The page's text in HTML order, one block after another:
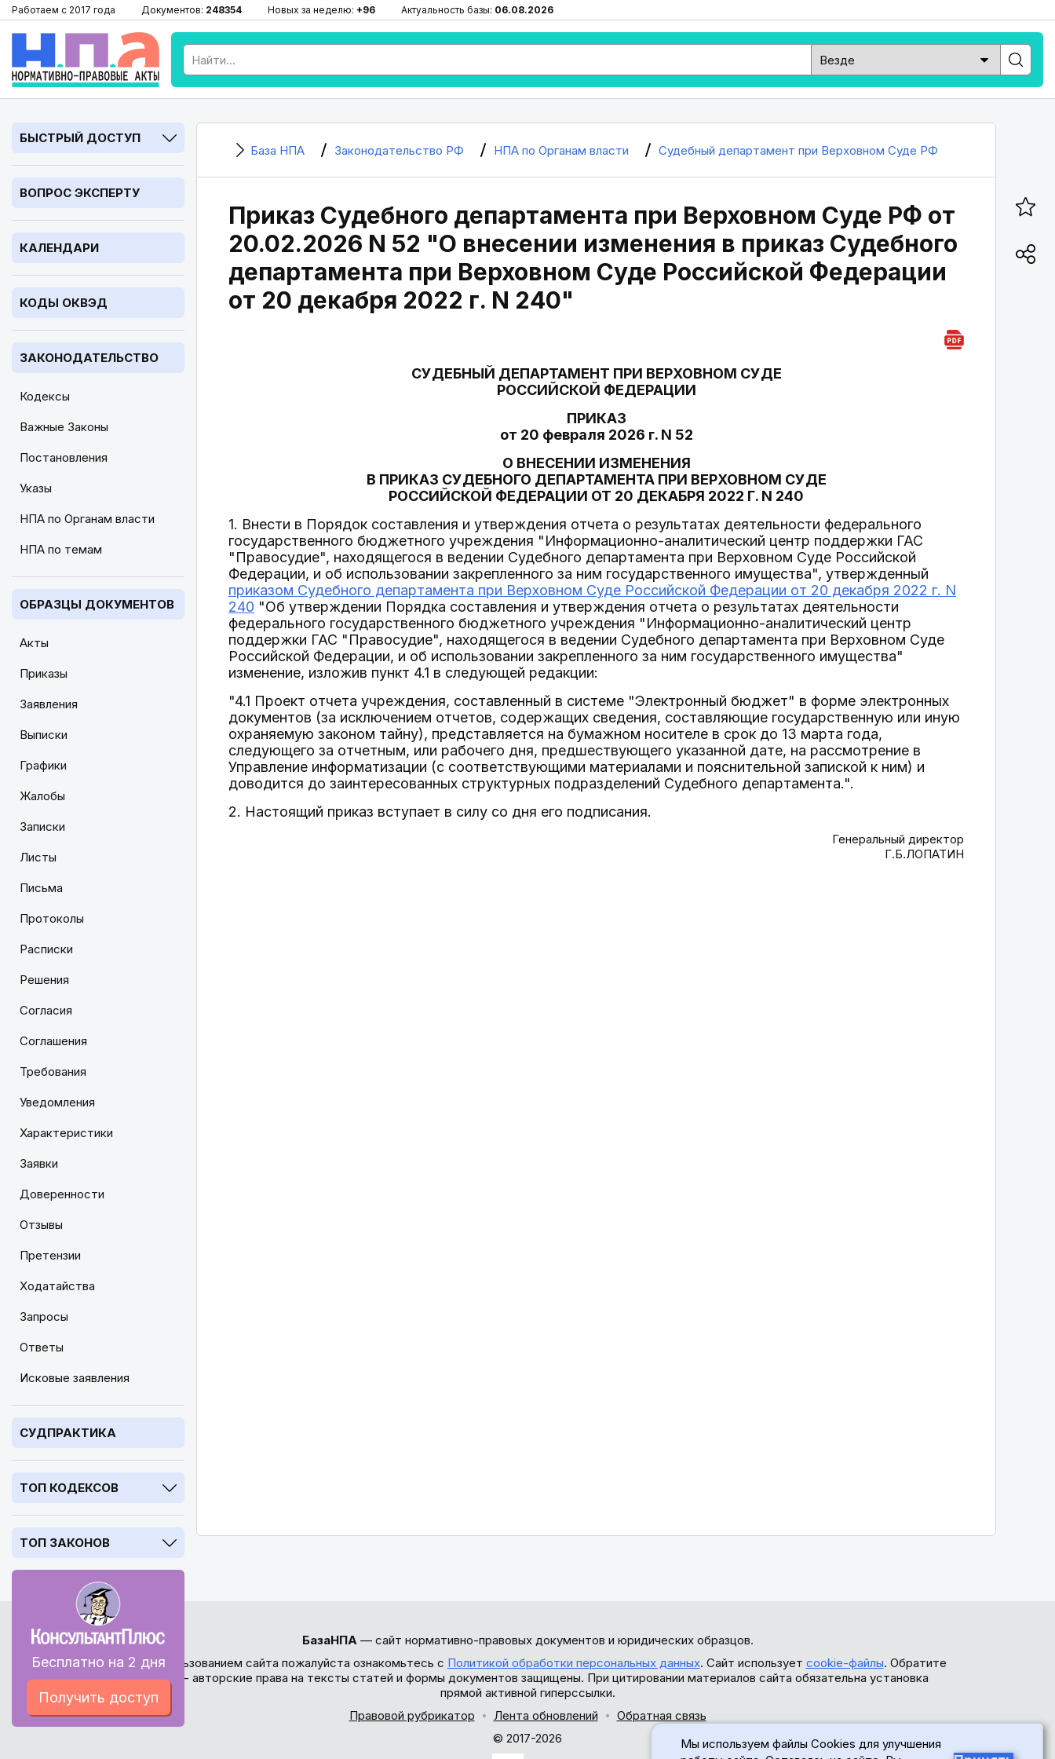
Работаем с 2017 года Документов: 248354 Новых за неделю: +96 Актуальность базы: 06.08.2026
БЫСТРЫЙ ДОСТУП
ВОПРОС ЭКСПЕРТУ
КАЛЕНДАРИ
КОДЫ ОКВЭД
ЗАКОНОДАТЕЛЬСТВО
Кодексы
Важные Законы
Постановления
Указы
НПА по Органам власти
НПА по темам
ОБРАЗЦЫ ДОКУМЕНТОВ
Акты
Приказы
Заявления
Выписки
Графики
Жалобы
Записки
Листы
Письма
Протоколы
Расписки
Решения
Согласия
Соглашения
Требования
Уведомления
Характеристики
Заявки
Доверенности
Отзывы
Претензии
Ходатайства
Запросы
Ответы
Исковые заявления
СУДПРАКТИКА
ТОП КОДЕКСОВ
ТОП ЗАКОНОВ
Бесплатно на 2 дня
Получить доступ
База НПА Законодательство РФ НПА по Органам власти Судебный департамент при Верховном Суде РФ
Приказ Судебного департамента при Верховном Суде РФ от
20.02.2026 N 52 "О внесении изменения в приказ Судебного
департамента при Верховном Суде Российской Федерации
от 20 декабря 2022 г. N 240"
СУДЕБНЫЙ ДЕПАРТАМЕНТ ПРИ ВЕРХОВНОМ СУДЕ
РОССИЙСКОЙ ФЕДЕРАЦИИ
ПРИКАЗ
от 20 февраля 2026 г. N 52
О ВНЕСЕНИИ ИЗМЕНЕНИЯ
В ПРИКАЗ СУДЕБНОГО ДЕПАРТАМЕНТА ПРИ ВЕРХОВНОМ СУДЕ
РОССИЙСКОЙ ФЕДЕРАЦИИ ОТ 20 ДЕКАБРЯ 2022 Г. N 240
1. Внести в Порядок составления и утверждения отчета о результатах деятельности федерального
государственного бюджетного учреждения "Информационно-аналитический центр поддержки ГАС
"Правосудие", находящегося в ведении Судебного департамента при Верховном Суде Российской
Федерации, и об использовании закрепленного за ним государственного имущества", утвержденный
приказом Судебного департамента при Верховном Суде Российской Федерации от 20 декабря 2022 г. N
240 "Об утверждении Порядка составления и утверждения отчета о результатах деятельности
федерального государственного бюджетного учреждения "Информационно-аналитический центр
поддержки ГАС "Правосудие", находящегося в ведении Судебного департамента при Верховном Суде
Российской Федерации, и об использовании закрепленного за ним государственного имущества"
изменение, изложив пункт 4.1 в следующей редакции:
"4.1 Проект отчета учреждения, составленный в системе "Электронный бюджет" в форме электронных
документов (за исключением отчетов, содержащих сведения, составляющие государственную или иную
охраняемую законом тайну), представляется на бумажном носителе в срок до 13 марта года,
следующего за отчетным, или рабочего дня, предшествующего указанной дате, на рассмотрение в
Управление информатизации (с соответствующими материалами и пояснительной запиской к ним) и
доводится до заинтересованных структурных подразделений Судебного департамента.".
2. Настоящий приказ вступает в силу со дня его подписания.
Генеральный директор
Г.Б.ЛОПАТИН
БазаНПА— сайт нормативно-правовых документов и юридических образцов.
Перед использованием сайта пожалуйста ознакомьтесь с Политикой обработки персональных данных. Сайт использует cookie-файлы. Обратите
внимание - авторские права на тексты статей и формы документов защищены. При цитировании материалов сайта обязательна установка
прямой активной гиперссылки.
Правовой рубрикатор
Лента обновлений
Обратная связь
© 2017-2026
Мы используем файлы Cookies для улучшения